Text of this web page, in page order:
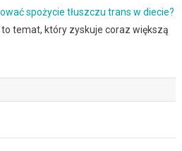
spożycie tłuszczu trans w diecie?
temat, który zyskuje coraz większą